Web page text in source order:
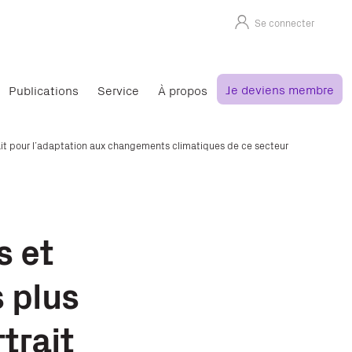
Se connecter
Publications Service À propos Je deviens membre
pour l’adaptation aux changements climatiques de ce secteur
et
plus